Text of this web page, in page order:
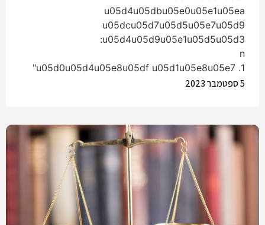
u05d4u05dbu05e0u05e1u05ea
u05dcu05d7u05d5u05e7u05d9
u05d4u05d9u05e1u05d5u05d3:
n
1. u05d0u05d4u05e8u05df u05d1u05e8u05e7"
5 ספטמבר 2023